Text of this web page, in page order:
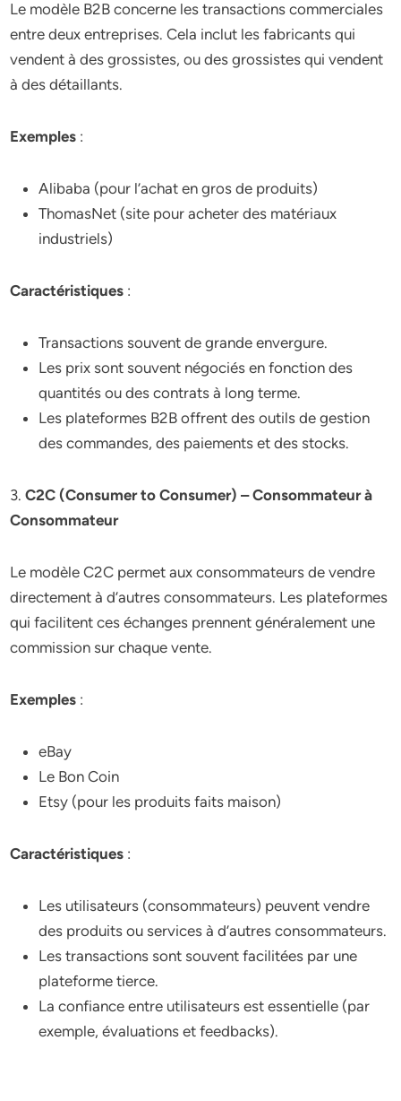
Le modèle B2B concerne les transactions commerciales
entre deux entreprises. Cela inclut les fabricants qui
vendent à des grossistes, ou des grossistes qui vendent
à des détaillants.
Exemples :
Alibaba (pour l’achat en gros de produits)
ThomasNet (site pour acheter des matériaux
industriels)
Caractéristiques :
Transactions souvent de grande envergure.
Les prix sont souvent négociés en fonction des
quantités ou des contrats à long terme.
Les plateformes B2B offrent des outils de gestion
des commandes, des paiements et des stocks.
3.C2C (Consumer to Consumer) – Consommateur à
Consommateur
Le modèle C2C permet aux consommateurs de vendre
directement à d’autres consommateurs. Les plateformes
qui facilitent ces échanges prennent généralement une
commission sur chaque vente.
Exemples :
eBay
Le Bon Coin
Etsy (pour les produits faits maison)
Caractéristiques :
Les utilisateurs (consommateurs) peuvent vendre
des produits ou services à d’autres consommateurs.
Les transactions sont souvent facilitées par une
plateforme tierce.
La confiance entre utilisateurs est essentielle (par
exemple, évaluations et feedbacks).